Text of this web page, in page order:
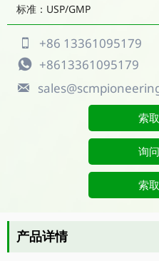
标准：USP/GMP
 +86 13361095179
 +8613361095179

索
询
索
产品详情